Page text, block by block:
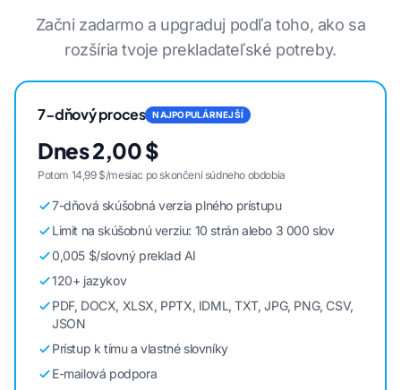
Začni zadarmo a upgraduj podľa toho, ako sa
rozšíria tvoje prekladateľské potreby.
7-dňový proces NAJPOPULÁRNEJŠÍ
Dnes 2,00 $
Potom 14,99 $/mesiac po skončení súdneho obdobia
7-dňová skúšobná verzia plného prístupu
Limit na skúšobnú verziu: 10 strán alebo 3 000 slov
0,005 $/slovný preklad AI
120+ jazykov
PDF, DOCX, XLSX, PPTX, IDML, TXT, JPG, PNG, CSV,
JSON
Prístup k tímu a vlastné slovníky
E-mailová podpora